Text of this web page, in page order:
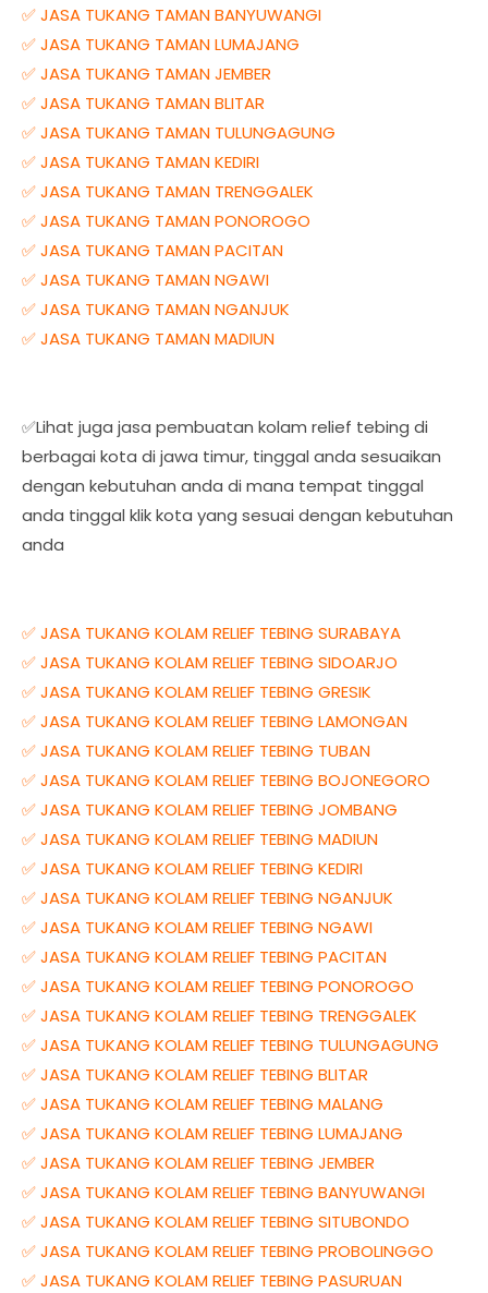
✅ JASA TUKANG TAMAN BANYUWANGI
✅ JASA TUKANG TAMAN LUMAJANG
✅ JASA TUKANG TAMAN JEMBER
✅ JASA TUKANG TAMAN BLITAR
✅ JASA TUKANG TAMAN TULUNGAGUNG
✅ JASA TUKANG TAMAN KEDIRI
✅ JASA TUKANG TAMAN TRENGGALEK
✅ JASA TUKANG TAMAN PONOROGO
✅ JASA TUKANG TAMAN PACITAN
✅ JASA TUKANG TAMAN NGAWI
✅ JASA TUKANG TAMAN NGANJUK
✅ JASA TUKANG TAMAN MADIUN
✅Lihat juga jasa pembuatan kolam relief tebing di
berbagai kota di jawa timur, tinggal anda sesuaikan
dengan kebutuhan anda di mana tempat tinggal
anda tinggal klik kota yang sesuai dengan kebutuhan
anda
✅ JASA TUKANG KOLAM RELIEF TEBING SURABAYA
✅ JASA TUKANG KOLAM RELIEF TEBING SIDOARJO
✅ JASA TUKANG KOLAM RELIEF TEBING GRESIK
✅ JASA TUKANG KOLAM RELIEF TEBING LAMONGAN
✅ JASA TUKANG KOLAM RELIEF TEBING TUBAN
✅ JASA TUKANG KOLAM RELIEF TEBING BOJONEGORO
✅ JASA TUKANG KOLAM RELIEF TEBING JOMBANG
✅ JASA TUKANG KOLAM RELIEF TEBING MADIUN
✅ JASA TUKANG KOLAM RELIEF TEBING KEDIRI
✅ JASA TUKANG KOLAM RELIEF TEBING NGANJUK
✅ JASA TUKANG KOLAM RELIEF TEBING NGAWI
✅ JASA TUKANG KOLAM RELIEF TEBING PACITAN
✅ JASA TUKANG KOLAM RELIEF TEBING PONOROGO
✅ JASA TUKANG KOLAM RELIEF TEBING TRENGGALEK
✅ JASA TUKANG KOLAM RELIEF TEBING TULUNGAGUNG
✅ JASA TUKANG KOLAM RELIEF TEBING BLITAR
✅ JASA TUKANG KOLAM RELIEF TEBING MALANG
✅ JASA TUKANG KOLAM RELIEF TEBING LUMAJANG
✅ JASA TUKANG KOLAM RELIEF TEBING JEMBER
✅ JASA TUKANG KOLAM RELIEF TEBING BANYUWANGI
✅ JASA TUKANG KOLAM RELIEF TEBING SITUBONDO
✅ JASA TUKANG KOLAM RELIEF TEBING PROBOLINGGO
✅ JASA TUKANG KOLAM RELIEF TEBING PASURUAN